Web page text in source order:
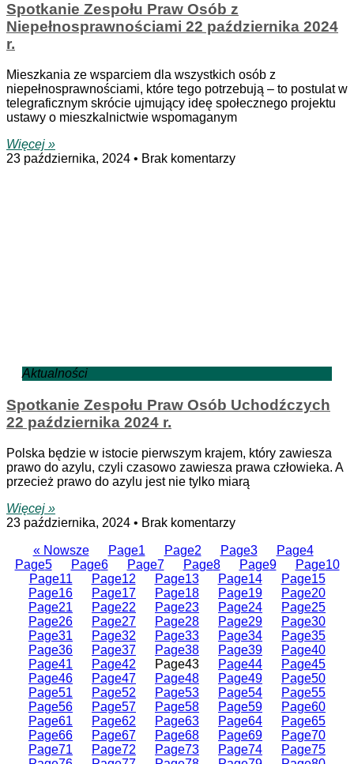
Spotkanie Zespołu Praw Osób z
Niepełnosprawnościami 22 października 2024
r.
Mieszkania ze wsparciem dla wszystkich osób z
niepełnosprawnościami, które tego potrzebują – to postulat w
telegraficznym skrócie ujmujący ideę społecznego projektu
ustawy o mieszkalnictwie wspomaganym
Więcej »
23 października, 2024
Brak komentarzy
Aktualności
Spotkanie Zespołu Praw Osób Uchodźczych
22 października 2024 r.
Polska będzie w istocie pierwszym krajem, który zawiesza
prawo do azylu, czyli czasowo zawiesza prawa człowieka. A
przecież prawo do azylu jest nie tylko miarą
Więcej »
23 października, 2024
Brak komentarzy
« Nowsze Page1 Page2 Page3 Page4
Page5 Page6 Page7 Page8 Page9 Page10
Page11 Page12 Page13 Page14 Page15
Page16 Page17 Page18 Page19 Page20
Page21 Page22 Page23 Page24 Page25
Page26 Page27 Page28 Page29 Page30
Page31 Page32 Page33 Page34 Page35
Page36 Page37 Page38 Page39 Page40
Page41 Page42 Page43 Page44 Page45
Page46 Page47 Page48 Page49 Page50
Page51 Page52 Page53 Page54 Page55
Page56 Page57 Page58 Page59 Page60
Page61 Page62 Page63 Page64 Page65
Page66 Page67 Page68 Page69 Page70
Page71 Page72 Page73 Page74 Page75